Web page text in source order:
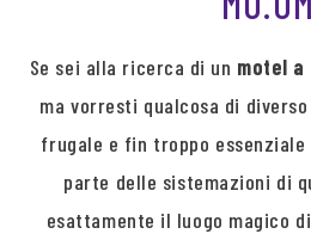
Se sei alla ricerca di un motel a
ma vorresti qualcosa di
frugale e fin troppo
parte delle sistemazioni di
esattamente il luogo magico